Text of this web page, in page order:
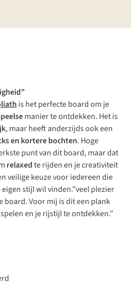
is het perfecte board om je
manier te ontdekken. Het is
, maar heeft anderzijds ook een
en kortere bochten. Hoge
punt van dit board, maar dat
relaxedte rijden en je creativiteit
veilige keuze voor iedereen die
stijl wil vinden.”veel plezier
board. Voor mij is dit een plank
en je rijstijl te ontdekken.”